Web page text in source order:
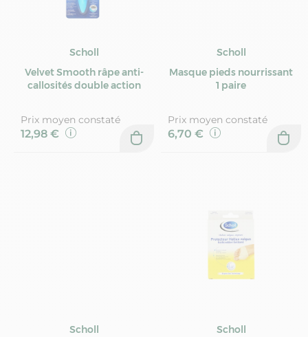
Scholl
Velvet Smooth râpe anti-
callosités double action
Prix moyen constaté
12,98 €
Scholl
Masque pieds nourrissant
1 paire
Prix moyen constaté
6,70 €
Scholl
Scholl